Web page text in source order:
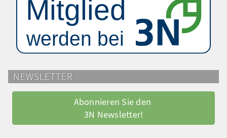
NEWSLETTER
Abonnieren Sie den
3N Newsletter!